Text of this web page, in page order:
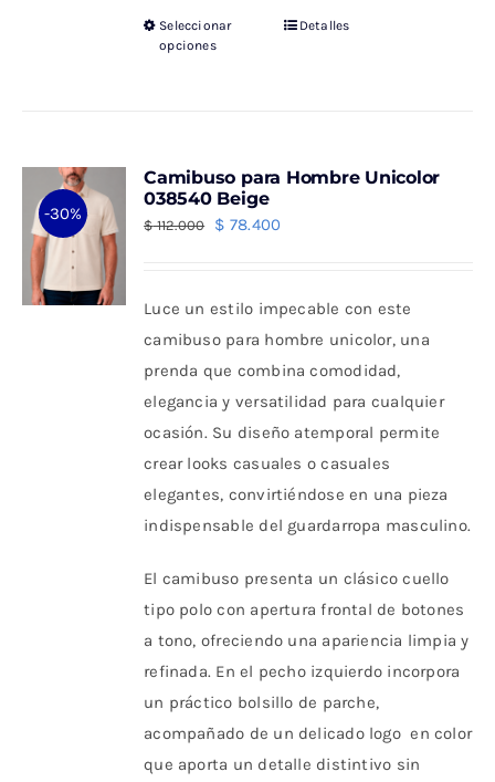
Seleccionar
opciones
Este
Las
elegir
en
la
página
de
producto
Detalles
-30%
Camibuso para Hombre Unicolor
038540 Beige
$112.000
El
era:
$ 112.000.
$ 78.400
es:
$ 78.400.
Luce un estilo impecable con este
camibuso para hombre unicolor, una
prenda que combina comodidad,
elegancia y versatilidad para cualquier
ocasión. Su diseño atemporal permite
crear looks casuales o casuales
elegantes, convirtiéndose en una pieza
indispensable del guardarropa masculino.
El camibuso presenta un clásico cuello
tipo polo con apertura frontal de botones
a tono, ofreciendo una apariencia limpia y
refinada. En el pecho izquierdo incorpora
un práctico bolsillo de parche,
acompañado de un delicado logo en color
que aporta un detalle distintivo sin